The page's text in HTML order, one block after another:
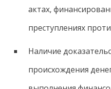
актах,
преступлениях
Наличие
происхождения